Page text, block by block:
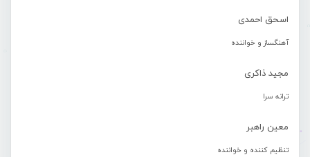
اسحق احمدی
آهنگساز و خواننده
مجید ذاکری
ترانه سرا
معین راهبر
تنظیم کننده و خواننده